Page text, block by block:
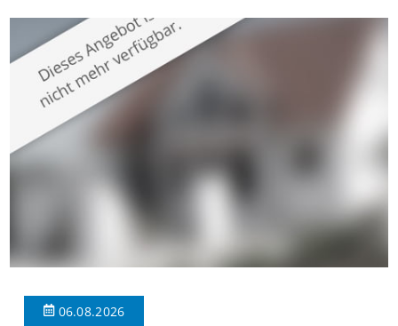
großzügige Räume und eine hochwertige Ausstattung, die
modernen Wohnkomfort mit einem stilvollen Ambiente
verbindet. Der […]
06.08.2026